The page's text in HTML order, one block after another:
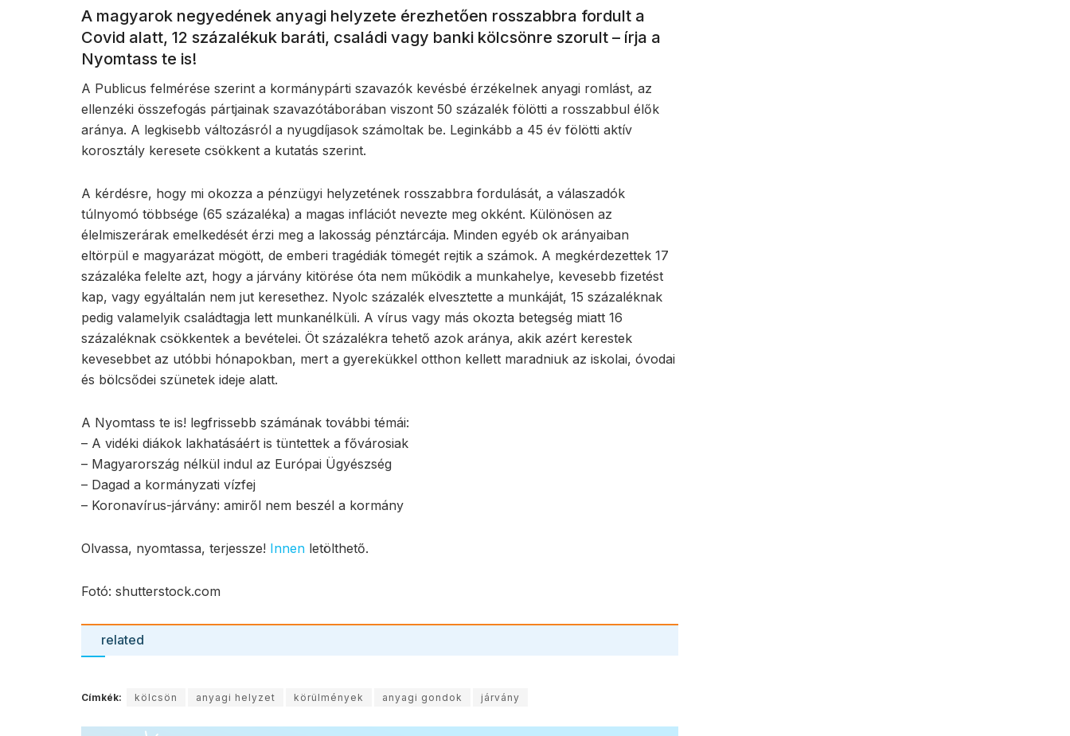
A magyarok negyedének anyagi helyzete érezhetően rosszabbra fordult a
Covid alatt, 12 százalékuk baráti, családi vagy banki kölcsönre szorult – írja a
Nyomtass te is!
A Publicus felmérése szerint a kormánypárti szavazók kevésbé érzékelnek anyagi romlást, az
ellenzéki összefogás pártjainak szavazótáborában viszont 50 százalék fölötti a rosszabbul élők
aránya. A legkisebb változásról a nyugdíjasok számoltak be. Leginkább a 45 év fölötti aktív
korosztály keresete csökkent a kutatás szerint.
A kérdésre, hogy mi okozza a pénzügyi helyzetének rosszabbra fordulását, a válaszadók
túlnyomó többsége (65 százaléka) a magas inflációt nevezte meg okként. Különösen az
élelmiszerárak emelkedését érzi meg a lakosság pénztárcája. Minden egyéb ok arányaiban
eltörpül e magyarázat mögött, de emberi tragédiák tömegét rejtik a számok. A megkérdezettek 17
százaléka felelte azt, hogy a járvány kitörése óta nem működik a munkahelye, kevesebb fizetést
kap, vagy egyáltalán nem jut keresethez. Nyolc százalék elvesztette a munkáját, 15 százaléknak
pedig valamelyik családtagja lett munkanélküli. A vírus vagy más okozta betegség miatt 16
százaléknak csökkentek a bevételei. Öt százalékra tehető azok aránya, akik azért kerestek
kevesebbet az utóbbi hónapokban, mert a gyerekükkel otthon kellett maradniuk az iskolai, óvodai
és bölcsődei szünetek ideje alatt.
A Nyomtass te is! legfrissebb számának további témái:
– A vidéki diákok lakhatásáért is tüntettek a fővárosiak
– Magyarország nélkül indul az Európai Ügyészség
– Dagad a kormányzati vízfej
– Koronavírus-járvány: amiről nem beszél a kormány
Olvassa, nyomtassa, terjessze! Innen letölthető.
Fotó: shutterstock.com
related
Címkék: kölcsön anyagi helyzet körülmények anyagi gondok járvány